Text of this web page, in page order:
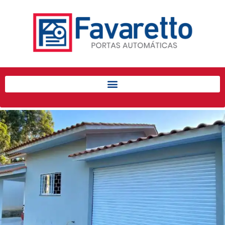
Início
Produtos
Porta de Enrolar Automática
Automatizadores
Acessórios Para Portas de
Enrolar
Pintura eletrostática
Portfólio
Contato